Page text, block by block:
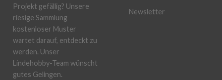
Projekt gefällig? Unsere
riesige Sammlung
kostenloser Muster
wartet darauf, entdeckt zu
werden. Unser
Lindehobby-Team wünscht
gutes Gelingen.
Newsletter